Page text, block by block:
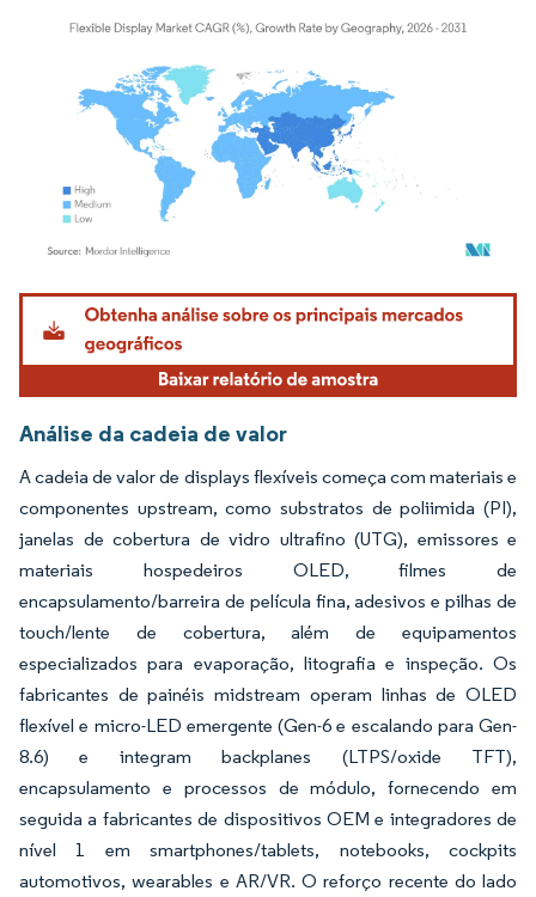
Imagem © Mordor Intelligence. O reuso requer atribuição conforme CC BY 4.0.
Análise da cadeia de valor
A cadeia de valor de displays flexíveis começa com materiais e
componentes upstream, como substratos de poliimida (PI),
janelas de cobertura de vidro ultrafino (UTG), emissores e
materiais hospedeiros OLED, filmes de
encapsulamento/barreira de película fina, adesivos e pilhas de
touch/lente de cobertura, além de equipamentos
especializados para evaporação, litografia e inspeção. Os
fabricantes de painéis midstream operam linhas de OLED
flexível e micro-LED emergente (Gen-6 e escalando para Gen-
8.6) e integram backplanes (LTPS/oxide TFT),
encapsulamento e processos de módulo, fornecendo em
seguida a fabricantes de dispositivos OEM e integradores de
nível 1 em smartphones/tablets, notebooks, cockpits
automotivos, wearables e AR/VR. O reforço recente do lado